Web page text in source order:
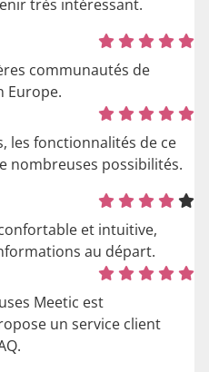
très intéressant.
communautés de
Europe.
les fonctionnalités de ce
nombreuses possibilités.
et intuitive,
au départ.
Meetic est
un service client